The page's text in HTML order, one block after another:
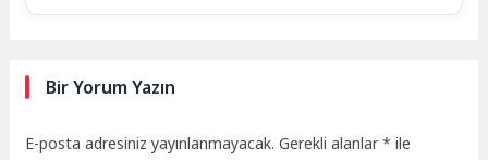
Bir Yorum Yazın
E-posta adresiniz yayınlanmayacak. Gerekli alanlar* ile